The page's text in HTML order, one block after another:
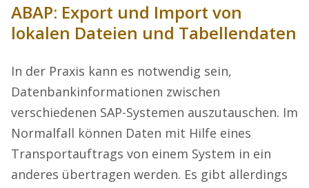
ABAP: Export und Import von
lokalen Dateien und Tabellendaten
In der Praxis kann es notwendig sein,
Datenbankinformationen zwischen
verschiedenen SAP-Systemen auszutauschen. Im
Normalfall können Daten mit Hilfe eines
Transportauftrags von einem System in ein
anderes übertragen werden. Es gibt allerdings